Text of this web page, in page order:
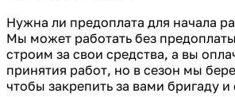
Нужна ли предоплата для начала
Мы может работать без
строим за свои средства, а вы
принятия работ, но в сезон мы
чтобы закрепить за вами бригаду